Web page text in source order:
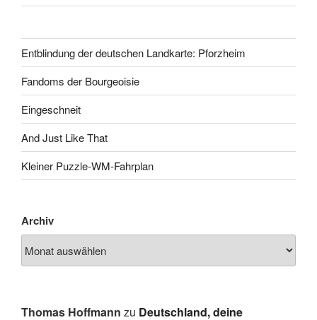
Entblindung der deutschen Landkarte: Pforzheim
Fandoms der Bourgeoisie
Eingeschneit
And Just Like That
Kleiner Puzzle-WM-Fahrplan
Archiv
Thomas Hoffmann zu Deutschland, deine